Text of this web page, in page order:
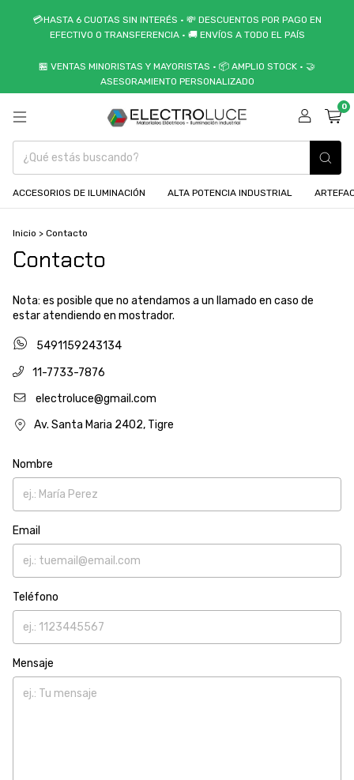
💳HASTA 6 CUOTAS SIN INTERÉS • 💸 DESCUENTOS POR PAGO EN
EFECTIVO O TRANSFERENCIA • 🚚 ENVÍOS A TODO EL PAÍS
🏪 VENTAS MINORISTAS Y MAYORISTAS • 📦 AMPLIO STOCK • 🤝
ASESORAMIENTO PERSONALIZADO
0
ACCESORIOS DE ILUMINACIÓN ALTA POTENCIA INDUSTRIAL
Inicio > Contacto
Contacto
Nota: es posible que no atendamos a un llamado en caso de
estar atendiendo en mostrador.
5491159243134
11-7733-7876
electroluce@gmail.com
Av. Santa Maria 2402, Tigre
Nombre
Email
Teléfono
Mensaje